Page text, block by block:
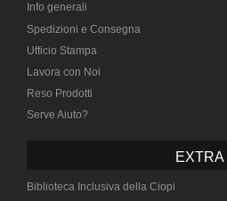
Info generali
Spedizioni e Consegna
Ufficio Stampa
Lavora con Noi
Reso Prodotti
Serve Aiuto?
EXTRA
Biblioteca Inclusiva della Ciopi